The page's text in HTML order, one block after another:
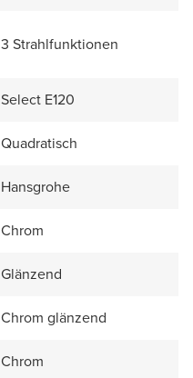
3 Strahlfunktionen
Select E120
Quadratisch
Hansgrohe
Chrom
Glänzend
Chrom glänzend
Chrom